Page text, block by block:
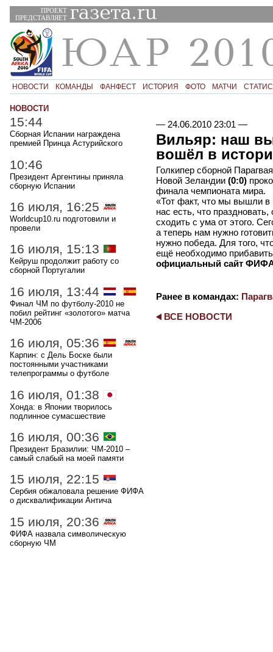
ПРОЕКТ
ПРЕДСТАВЛЯЕТ
НОВОСТИ КОМАНДЫ ФАНФЕСТ ИСТОРИЯ ФОТО МАТЧИ
— 24.06.2010 23:01 —
Вильяр: наш
вошёл в
Голкипер сборной
Новой Зеландии (0:0)
финала чемпионата мира.
«Тот факт, что мы вышли
нас есть, что
сходить с ума от этого.
а теперь нам нужно
нужно победа. Для того,
ещё необходимо
официальный сайт
Ранее в командах:
ВСЕ НОВОСТИ
НОВОСТИ
15:44
Сборная Испании награждена
премией Принца Астурийского
10:46
Президент Аргентины приняла
сборную Испании
16 июля, 16:25
Worldcup10.ru подготовили и
провели
16 июля, 15:13
Кейруш продолжит работу со
сборной Португалии
16 июля, 13:44
Финал ЧМ по футболу-2010 не
побил рейтинг «золотого» матча
ЧМ-2006
16 июля, 05:36
Карпин: с Дель Боске были
постоянными участниками
телепрограммы о футболе
16 июля, 01:38
Хонда: в Японии творилось
подлинное сумасшествие
16 июля, 00:36
Президент Бразилии: ЧМ-2010 –
самый слабый на моей памяти
15 июля, 22:15
Сербия обжаловала решение ФИФА
о дисквалификации Антича
15 июля, 20:36
ФИФА назвала символическую
сборную ЧМ